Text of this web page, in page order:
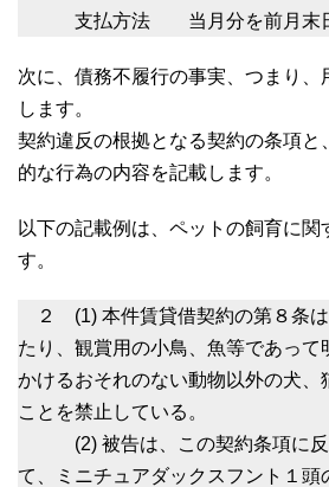
支払方法 当月分を前月末日
次に、債務不履行の事実、つまり、
します。
契約違反の根拠となる契約の条項と
的な行為の内容を記載します。
以下の記載例は、ペットの飼育に
す。
２ (1) 本件賃貸借契約の第８条は
たり、観賞用の小鳥、魚等であって
かけるおそれのない動物以外の犬、
ことを禁止している。
(2) 被告は、この契約条項に反
て、ミニチュアダックスフント１頭